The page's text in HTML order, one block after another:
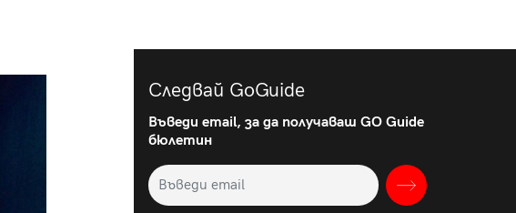
Следвай GoGuide
Въведи email, за да получаваш GO Guide
бюлетин